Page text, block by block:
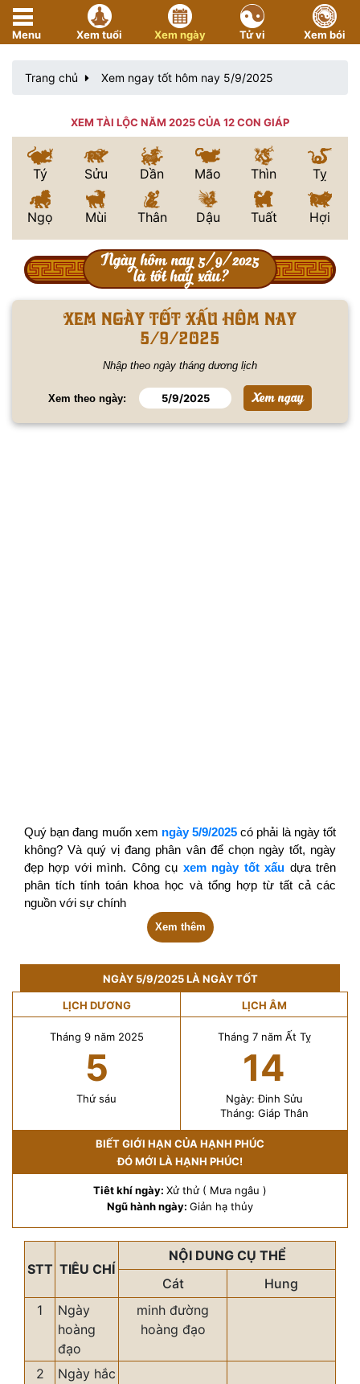
Menu Xem tuổi Xem ngày Tử vi Xem bói
Trang chủ Xem ngay tốt hôm nay 5/9/2025
XEM TÀI LỘC NĂM 2025 CỦA 12 CON GIÁP
Tý Sửu Dần Mão Thìn Tỵ
Ngọ Mùi Thân Dậu Tuất Hợi
Ngày hôm nay 5/9/2025
là tốt hay xấu?
Xem ngày tốt xấu hôm nay
5/9/2025
Nhập theo ngày tháng dương lịch
Xem theo ngày:
Quý bạn đang muốn xem ngày 5/9/2025 có phải là ngày tốt
không? Và quý vị đang phân vân để chọn ngày tốt, ngày
đẹp hợp với mình. Công cụ xem ngày tốt xấu dựa trên
phân tích tính toán khoa học và tổng hợp từ tất cả các
nguồn với sự chính
Xem thêm
NGÀY 5/9/2025 LÀ NGÀY TỐT
LỊCH DƯƠNG LỊCH ÂM
Tháng 9 năm 2025
5
Thứ sáu
Tháng 7 năm Ất Tỵ
14
Ngày: Đinh Sửu
Tháng: Giáp Thân
BIẾT GIỚI HẠN CỦA HẠNH PHÚC
ĐÓ MỚI LÀ HẠNH PHÚC!
Tiêt khí ngày: Xử thử ( Mưa ngâu )
Ngũ hành ngày: Giản hạ thủy
STT TIÊU CHÍ
NỘI DUNG CỤ THỂ
Cát
Hung
1
Ngày
hoàng
đạo
minh đường
hoàng đạo
2
Ngày hắc